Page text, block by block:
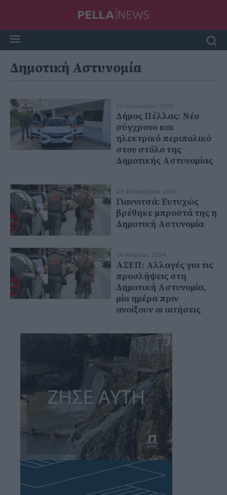
Δημοτική Αστυνομία
23 Ιανουαρίου 2025
Δήμος Πέλλας: Νέο
σύγχρονο και
ηλεκτρικό περιπολικό
στον στόλο της
Δημοτικής Αστυνομίας
09 Σεπτεμβρίου 2024
Γιαννιτσά: Ευτυχώς
βρέθηκε μπροστά της η
Δημοτική Αστυνομία
06 Μαρτίου 2024
ΑΣΕΠ: Αλλαγές για τις
προσλήψεις στη
Δημοτική Αστυνομία,
μία ημέρα πριν
ανοίξουν οι αιτήσεις